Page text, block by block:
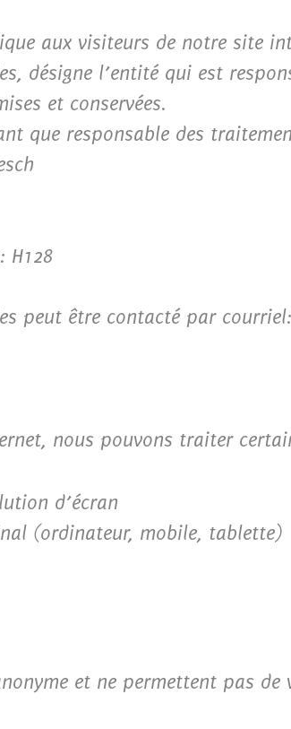
aux visiteurs de notre site
désigne l’entité qui est
et conservées.
que responsable des
H128
peut être contacté par courriel:
nous pouvons traiter
d’écran
(ordinateur, mobile, tablette)
et ne permettent pas de